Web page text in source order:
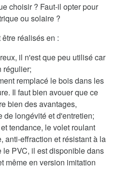
choisir ? Faut-il opter pour
ou solaire ?
réalisés en :
il n'est que peu utilisé car
régulier;
remplacé le bois dans les
Il faut bien avouer que ce
bien des avantages,
de longévité et d'entretien;
tendance, le volet roulant
anti-effraction et résistant à la
le PVC, il est disponible dans
même en version imitation